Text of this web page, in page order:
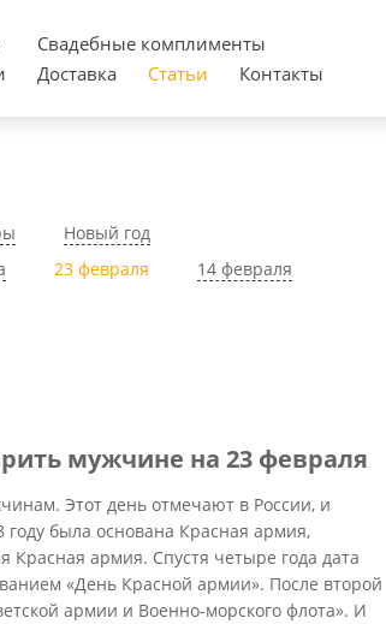
Cвадебные комплименты
Доставка Статьи Контакты
Новый год
23 февраля
14 февраля
мужчине на 23 февраля
Этот день отмечают в России, и
году была основана Красная армия,
армия. Спустя четыре года дата
«День Красной армии». После второй
армии и Военно-морского флота». И